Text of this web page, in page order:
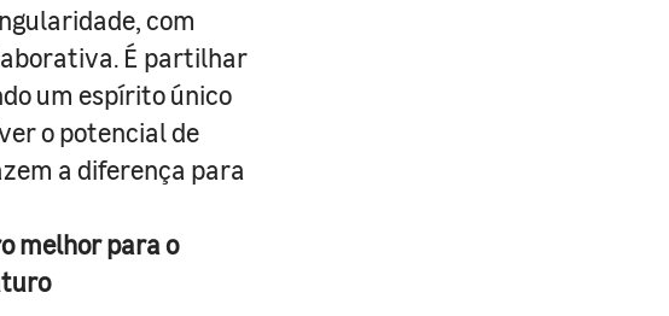
com
É partilhar
um espírito único
o potencial de
a diferença para
melhor para o